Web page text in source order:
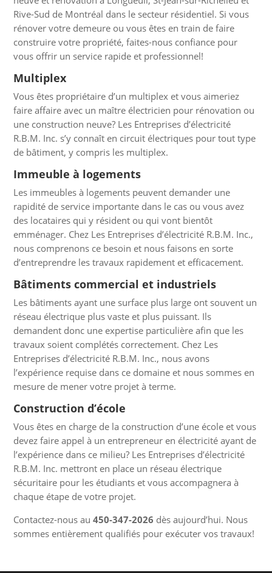
Rive-Sud de Montréal dans le secteur résidentiel. Si vous
rénover votre demeure ou vous êtes en train de faire
construire votre propriété, faites-nous confiance pour
vous offrir un service rapide et professionnel!
Multiplex
Vous êtes propriétaire d’un multiplex et vous aimeriez
faire affaire avec un maître électricien pour rénovation ou
une construction neuve? Les Entreprises d’électricité
R.B.M. Inc. s’y connaît en circuit électriques pour tout type
de bâtiment, y compris les multiplex.
Immeuble à logements
Les immeubles à logements peuvent demander une
rapidité de service importante dans le cas ou vous avez
des locataires qui y résident ou qui vont bientôt
emménager. Chez Les Entreprises d’électricité R.B.M. Inc.,
nous comprenons ce besoin et nous faisons en sorte
d’entreprendre les travaux rapidement et efficacement.
Bâtiments commercial et industriels
Les bâtiments ayant une surface plus large ont souvent un
réseau électrique plus vaste et plus puissant. Ils
demandent donc une expertise particulière afin que les
travaux soient complétés correctement. Chez Les
Entreprises d’électricité R.B.M. Inc., nous avons
l’expérience requise dans ce domaine et nous sommes en
mesure de mener votre projet à terme.
Construction d’école
Vous êtes en charge de la construction d’une école et vous
devez faire appel à un entrepreneur en électricité ayant de
l’expérience dans ce milieu? Les Entreprises d’électricité
R.B.M. Inc. mettront en place un réseau électrique
sécuritaire pour les étudiants et vous accompagnera à
chaque étape de votre projet.
Contactez-nous au450-347-2026 dès aujourd’hui. Nous
sommes entièrement qualifiés pour exécuter vos travaux!